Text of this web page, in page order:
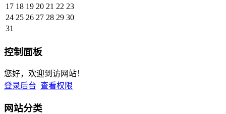
17 18 19 20 21 22 23
24 25 26 27 28 29 30
31
控制面板
您好，欢迎到访网站！
登录后台 查看权限
网站分类